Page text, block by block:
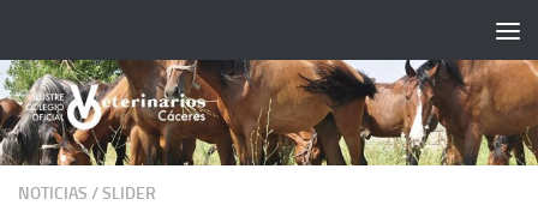
NOTICIAS /SLIDER